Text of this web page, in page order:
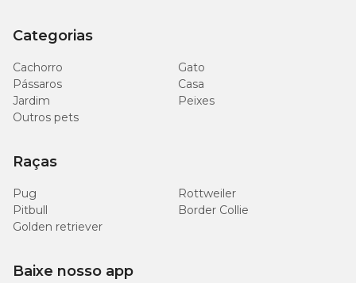
O antipulgas e carrapatos Bravectoé uma marca com toda a
qualidade do laboratório
MSD Saúde Animal
multinacional reconhecida pela excelência de seus medicamentos
que ajudam a manter a saúde e bem-estar dos animais de
Deseja proteger o seu animal de estimação e procura
Plus Gatos com menor preço
medicamentos
Saúde Animal em promoção. Aproveite a nossa
Categorias
Cachorro
Gato
Pássaros
Casa
Jardim
Peixes
Outros pets
Raças
Pug
Rottweiler
Pitbull
Border Collie
Golden retriever
Baixe nosso app